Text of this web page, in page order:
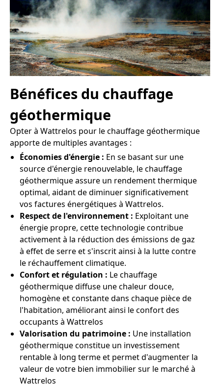
Bénéfices du chauffage
géothermique
Opter à Wattrelos pour le chauffage géothermique
apporte de multiples avantages :
Économies d'énergie : En se basant sur une
source d'énergie renouvelable, le chauffage
géothermique assure un rendement thermique
optimal, aidant de diminuer significativement
vos factures énergétiques à Wattrelos.
Respect de l'environnement : Exploitant une
énergie propre, cette technologie contribue
activement à la réduction des émissions de gaz
à effet de serre et s'inscrit ainsi à la lutte contre
le réchauffement climatique.
Confort et régulation : Le chauffage
géothermique diffuse une chaleur douce,
homogène et constante dans chaque pièce de
l'habitation, améliorant ainsi le confort des
occupants à Wattrelos
Valorisation du patrimoine : Une installation
géothermique constitue un investissement
rentable à long terme et permet d'augmenter la
valeur de votre bien immobilier sur le marché à
Wattrelos